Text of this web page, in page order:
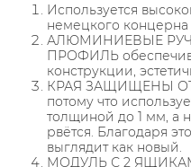
Используется
немецкого
АЛЮМИНИЕВЫЕ
ПРОФИЛЬ
конструкции,
КРАЯ ЗАЩИЩЕНЫ
потому что
толщиной до 1 мм, а
рвётся. Благодаря
выглядит как новый.
МОДУЛЬ С 2